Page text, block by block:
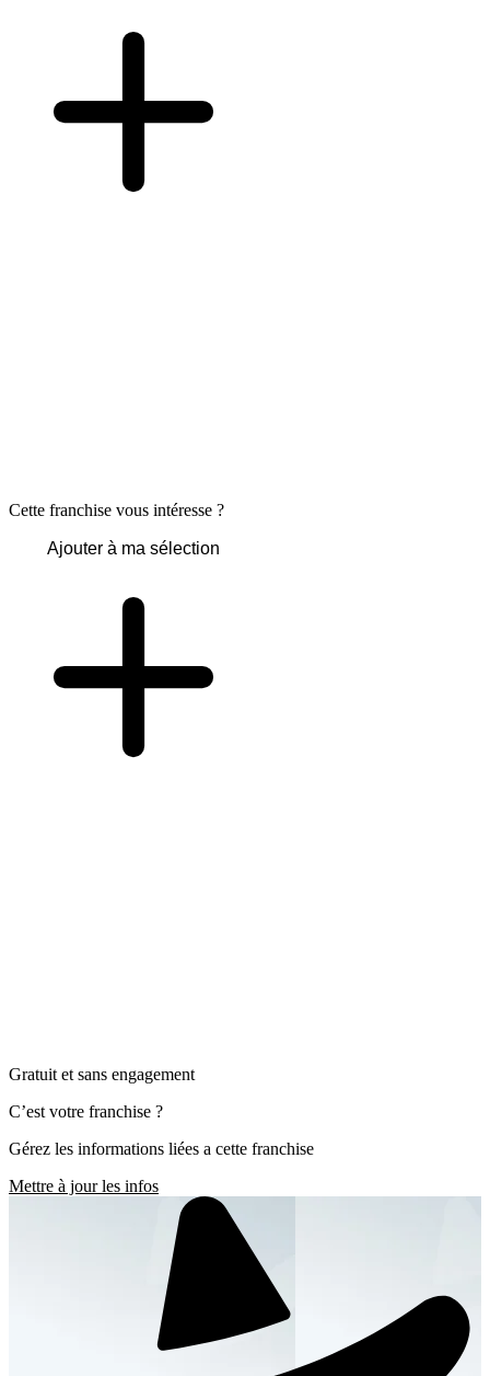
Cette franchise vous intéresse ?
Ajouter à ma sélection
Gratuit et sans engagement
C’est votre franchise ?
Gérez les informations liées a cette franchise
Mettre à jour les infos